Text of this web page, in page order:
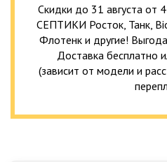
Скидки до 31 августа
СЕПТИКИ Росток, Танк,
Флотенк и другие!
Доставка бесплатно
(зависит от модели и